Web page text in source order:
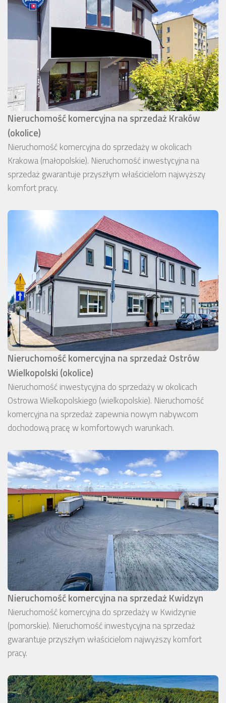
Nieruchomość komercyjna na sprzedaż Kraków
(okolice)
Nieruchomość komercyjna do sprzedaży w okolicach
Krakowa (małopolskie). Nieruchomość inwestycyjna na
sprzedaż gwarantuje przyszłym właścicielom najwyższy
komfort pracy.
Nieruchomość komercyjna na sprzedaż Ostrów
Wielkopolski (okolice)
Nieruchomość inwestycyjna do sprzedaży w okolicach
Ostrowa Wielkopolskiego (wielkopolskie). Nieruchomość
komercyjna na sprzedaż zapewnia nowym nabywcom
dochodową pracę w komfortowych warunkach.
Nieruchomość komercyjna na sprzedaż Kwidzyn
Nieruchomość komercyjna do sprzedaży w Kwidzynie
(pomorskie). Nieruchomość inwestycyjna na sprzedaż
gwarantuje przyszłym właścicielom najwyższy komfort
pracy.